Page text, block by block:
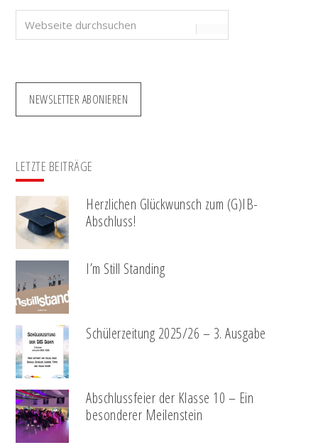
Webseite
durchsuchen
NEWSLETTER ABONIEREN
LETZTE BEITRÄGE
Herzlichen Glückwunsch zum (G)IB-
Abschluss!
I’m Still Standing
Schülerzeitung 2025/26 – 3. Ausgabe
Abschlussfeier der Klasse 10 – Ein
besonderer Meilenstein